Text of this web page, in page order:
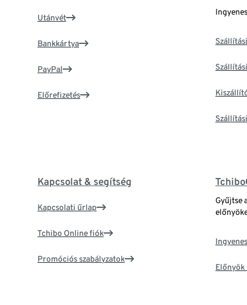
Utánvét
Bankkártya
PayPal
Előrefizetés
Kapcsolat & segítség
Kapcsolati űrlap
Tchibo Online fiók
Promóciós szabályzatok
Gyűjtse
Előnyök